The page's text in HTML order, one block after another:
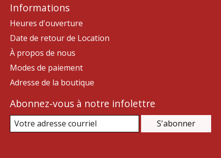
Informations
Heures d'ouverture
Date de retour de Location
À propos de nous
Modes de paiement
Adresse de la boutique
Abonnez-vous à notre infolettre
S'abonner